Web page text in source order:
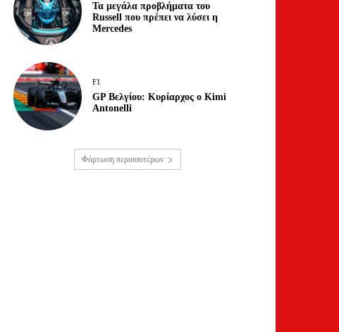
Τα μεγάλα προβλήματα του
Russell που πρέπει να λύσει η
Mercedes
F1
GP Βελγίου: Κυρίαρχος ο Kimi
Antonelli
Φόρτωση περισσοτέρων